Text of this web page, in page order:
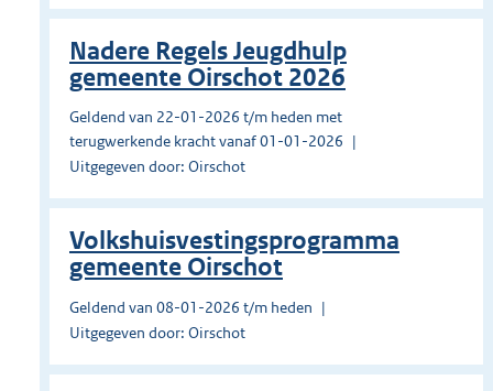
Nadere Regels Jeugdhulp
gemeente Oirschot 2026
Geldend van 22-01-2026 t/m heden met
terugwerkende kracht vanaf 01-01-2026
Uitgegeven door: Oirschot
Volkshuisvestingsprogramma
gemeente Oirschot
Geldend van 08-01-2026 t/m heden
Uitgegeven door: Oirschot